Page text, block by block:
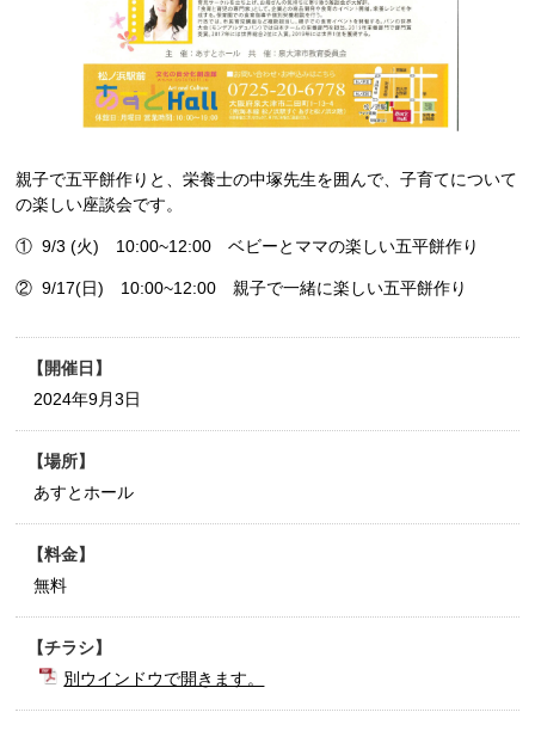
親子で五平餅作りと、栄養士の中塚先生を囲んで、子育てについて
の楽しい座談会です。
① 9/3 (火) 10:00~12:00 ベビーとママの楽しい五平餅作り
② 9/17(日) 10:00~12:00 親子で一緒に楽しい五平餅作り
開催日
2024年9月3日
場所
あすとホール
料金
無料
チラシ
別ウインドウで開きます。